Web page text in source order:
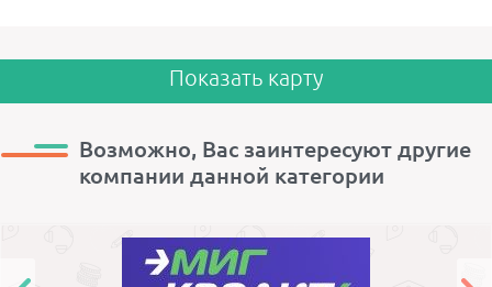
Показать карту
Возможно, Вас заинтересуют другие
компании данной категории